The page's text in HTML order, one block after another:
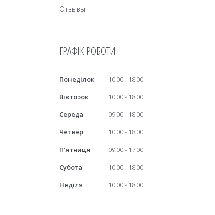
Отзывы
ГРАФІК РОБОТИ
Понеділок 10:00
18:00
Вівторок
10:00
18:00
Середа
09:00
18:00
Четвер
10:00
18:00
Пʼятниця
09:00
17:00
Субота
10:00
18:00
Неділя
10:00 18:00